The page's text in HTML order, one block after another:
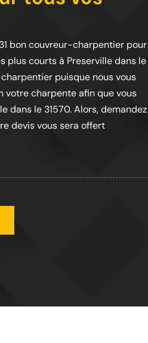
bon couvreur-charpentier pour
plus courts à Preserville dans le
puisque nous vous
votre charpente afin que vous
dans le 31570. Alors, demandez
devis vous sera offert